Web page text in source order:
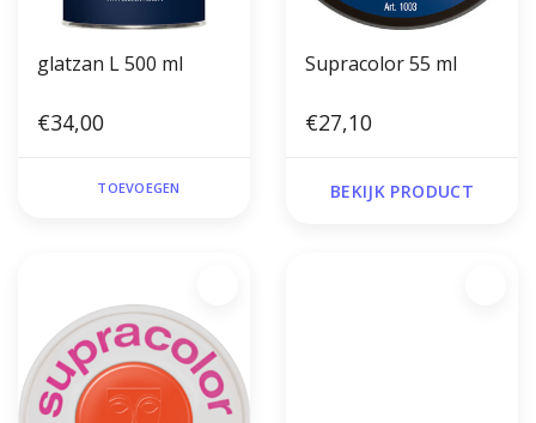
glatzan L 500 ml
€34,00
TOEVOEGEN
Supracolor 55 ml
€27,10
BEKIJK PRODUCT